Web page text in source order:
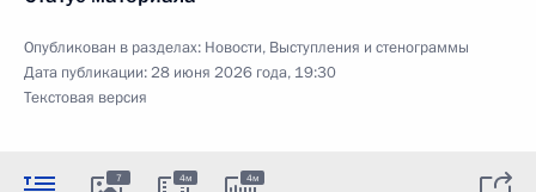
Опубликован в разделах: Новости, Выступления и стенограммы
Дата публикации:28 июня 2026 года, 19:30
Текстовая версия
7 4м 4м